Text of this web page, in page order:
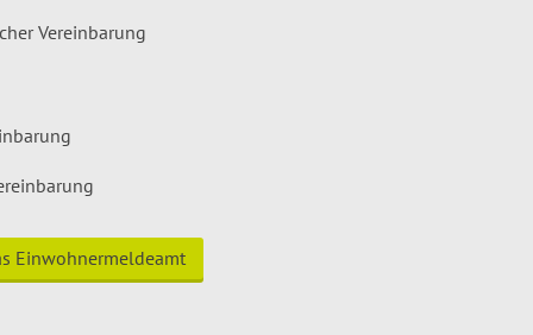
Vereinbarung
Einwohnermeldeamt